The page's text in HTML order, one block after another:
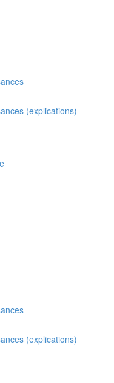
(explications)
(explications)